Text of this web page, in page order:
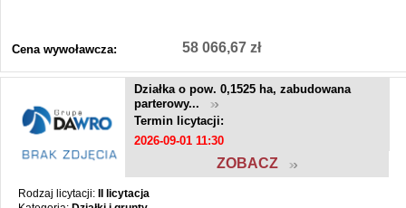
Cena wywoławcza: 58 066,67 zł
Działka o pow. 0,1525 ha, zabudowana
parterowy...
Termin licytacji:
2026-09-01 11:30
ZOBACZ
Rodzaj licytacji: II licytacja